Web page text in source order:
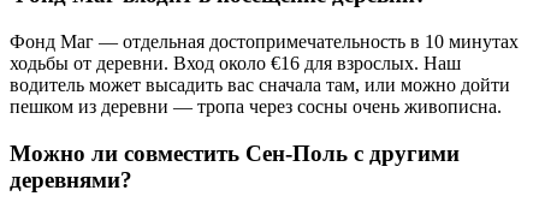
Фонд Маг — отдельная достопримечательность в 10 минутах
ходьбы от деревни. Вход около €16 для взрослых. Наш
водитель может высадить вас сначала там, или можно дойти
пешком из деревни — тропа через сосны очень живописна.
Можно ли совместить Сен-Поль с другими
деревнями?